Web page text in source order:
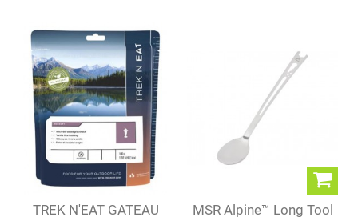
TREK N'EAT GATEAU
MSR Alpine™ Long Tool